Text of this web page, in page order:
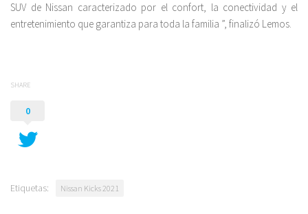
SUV de Nissan caracterizado por el confort, la conectividad y el
entretenimiento que garantiza para toda la familia ”, finalizó Lemos.
SHARE
0
Etiquetas: Nissan Kicks 2021